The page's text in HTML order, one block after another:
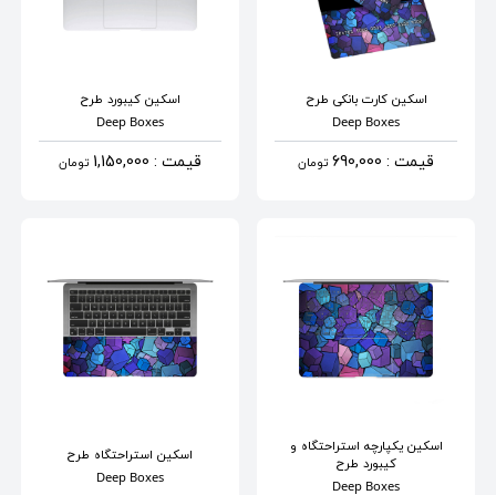
اسکین کارت بانکی طرح
Deep Boxes
قیمت : 690,000 تومان
اسکین کیبورد طرح
Deep Boxes
قیمت : 1,150,000 تومان
اسکین یکپارچه استراحتگاه و
کیبوردطرح
Deep Boxes
اسکین استراحتگاه طرح
Deep Boxes